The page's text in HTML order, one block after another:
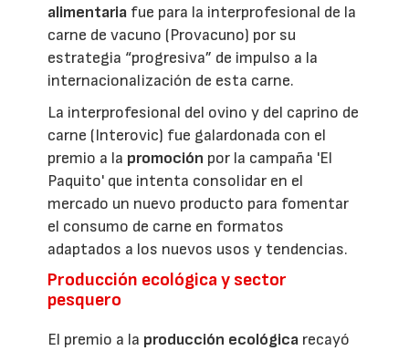
alimentaria fue para la interprofesional de la
carne de vacuno (Provacuno) por su
estrategia “progresiva” de impulso a la
internacionalización de esta carne.
La interprofesional del ovino y del caprino de
carne (Interovic) fue galardonada con el
premio a la promoción por la campaña 'El
Paquito' que intenta consolidar en el
mercado un nuevo producto para fomentar
el consumo de carne en formatos
adaptados a los nuevos usos y tendencias.
Producción ecológica y sector
pesquero
El premio a la producción ecológica recayó